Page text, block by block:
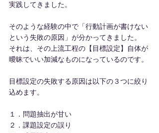
実践してきました。
そのような経験の中で「行動計画が書けない
という失敗の原因」が分かってきました。
それは、その上流工程の【目標設定】自体が
曖昧でいい加減なものになっているのです。
目標設定の失敗する原因は以下の３つに絞り
込めます。
１．問題抽出が甘い
２．課題設定の誤り